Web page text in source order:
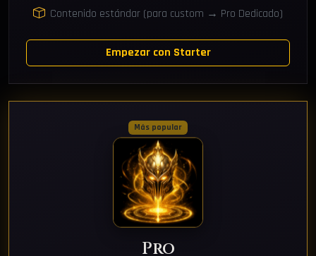
Contenido estándar (para custom → Pro Dedicado)
Empezar con Starter
Más popular
Pro